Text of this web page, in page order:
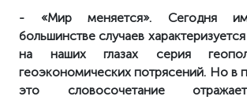
- «Мир меняется». Сегодня
большинстве случаев
на наших глазах серия
геоэкономических потрясений. Но в
это словосочетание